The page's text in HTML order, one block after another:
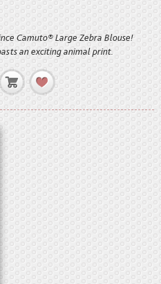
Camuto® Large Zebra Blouse!
an exciting animal print.